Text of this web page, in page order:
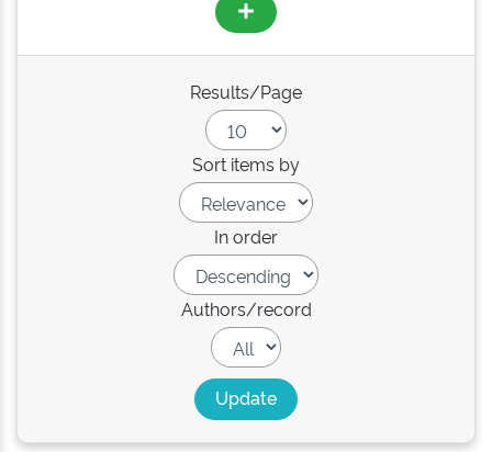
Results/Page
Sort items by
In order
Authors/record